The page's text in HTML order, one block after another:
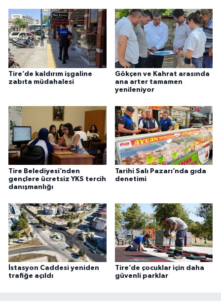
Tire’de kaldırım işgaline
zabıta müdahalesi
Gökçen ve Kahrat arasında
ana arter tamamen
yenileniyor
Tire Belediyesi’nden
gençlere ücretsiz YKS tercih
danışmanlığı
Tarihi Salı Pazarı’nda gıda
denetimi
İstasyon Caddesi yeniden
trafiğe açıldı
Tire’de çocuklar için daha
güvenli parklar